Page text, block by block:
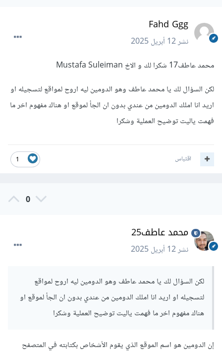
Fahd Ggg
نشر12 أبريل 2025
محمد عاطف17 شكرا لك و الاخ Mustafa Suleiman
لكن السؤال لك يا محمد عاطف وهو الدومين ليه اروح لمواقع لتسجيله او
اريد انا املك الدومين من عندي بدون ان الجأ لموقع او هناك مفهوم اخر ما
فهمت ياليت توضيح العملية وشكرا
1 اقتباس
0
محمد عاطف25
نشر12 أبريل 2025
لكن السؤال لك يا محمد عاطف وهو الدومين ليه اروح لمواقع
لتسجيله او اريد انا املك الدومين من عندي بدون ان الجأ لموقع او
هناك مفهوم اخر ما فهمت ياليت توضيح العملية وشكرا
إن الدومين هو اسم الموقع الذي يقوم الأشخاص بكتابته في المتصفح